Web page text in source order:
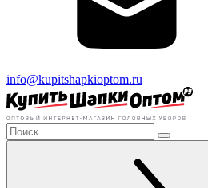
info@kupitshapkioptom.ru